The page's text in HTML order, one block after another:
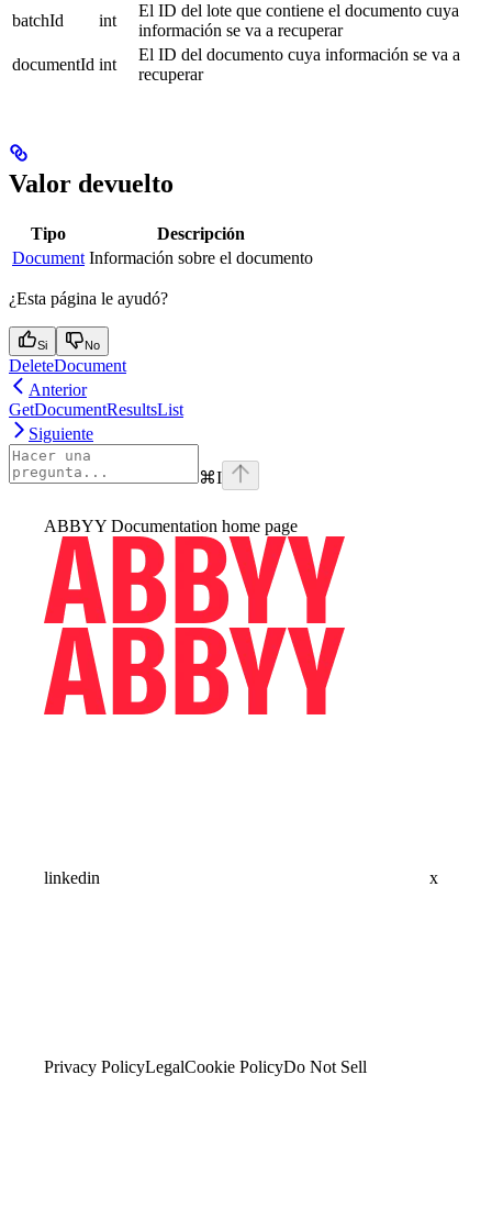
batchId
int
El ID del lote que contiene el documento cuya
información se va a recuperar
documentId int
El ID del documento cuya información se va a
recuperar
Valor devuelto
Tipo
Descripción
Document Información sobre el documento
¿Esta página le ayudó?
Si No
DeleteDocument
Anterior
GetDocumentResultsList
Siguiente
⌘I
ABBYY Documentation home page
linkedin x
Privacy PolicyLegalCookie PolicyDo Not Sell